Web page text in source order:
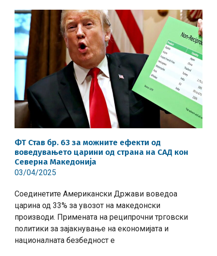
ФТ Став бр. 63 за можните ефекти од
воведувањето царини од страна на САД кон
Северна Македонија
03/04/2025
Соединетите Американски Држави воведоа
царина од 33% за увозот на македонски
производи. Примената на реципрочни трговски
политики за зајакнување на економијата и
националната безбедност е